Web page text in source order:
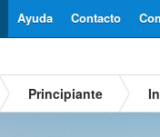
Contacto
Ayuda
Principiante